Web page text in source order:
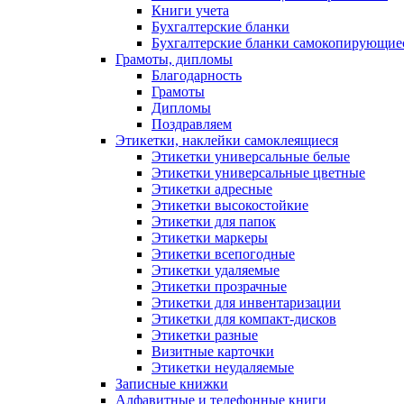
Книги учета
Бухгалтерские бланки
Бухгалтерские бланки
Грамоты, дипломы
Благодарность
Грамоты
Дипломы
Поздравляем
Этикетки, наклейки самоклеящиеся
Этикетки универсальные белые
Этикетки универсальные цветные
Этикетки адресные
Этикетки высокостойкие
Этикетки для папок
Этикетки маркеры
Этикетки всепогодные
Этикетки удаляемые
Этикетки прозрачные
Этикетки для инвентаризации
Этикетки для компакт-дисков
Этикетки разные
Визитные карточки
Этикетки неудаляемые
Записные книжки
Алфавитные и телефонные книги